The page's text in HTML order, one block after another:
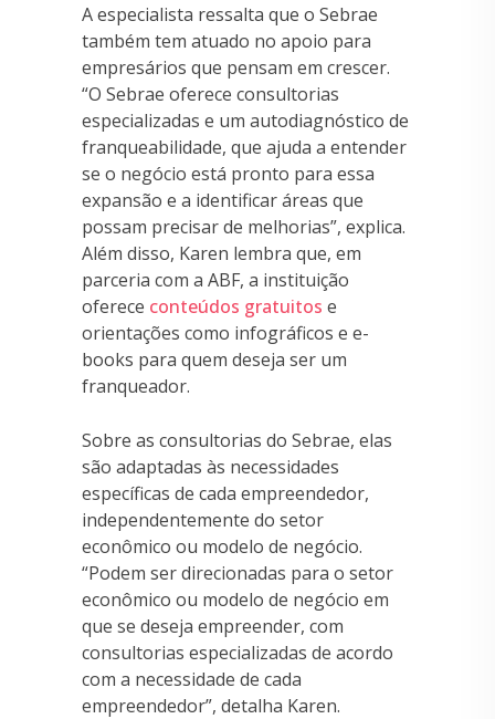
A especialista ressalta que o Sebrae
também tem atuado no apoio para
empresários que pensam em crescer.
“O Sebrae oferece consultorias
especializadas e um autodiagnóstico de
franqueabilidade, que ajuda a entender
se o negócio está pronto para essa
expansão e a identificar áreas que
possam precisar de melhorias”, explica.
Além disso, Karen lembra que, em
parceria com a ABF, a instituição
oferece conteúdos gratuitos e
orientações como infográficos e e-
books para quem deseja ser um
franqueador.
Sobre as consultorias do Sebrae, elas
são adaptadas às necessidades
específicas de cada empreendedor,
independentemente do setor
econômico ou modelo de negócio.
“Podem ser direcionadas para o setor
econômico ou modelo de negócio em
que se deseja empreender, com
consultorias especializadas de acordo
com a necessidade de cada
empreendedor”, detalha Karen.